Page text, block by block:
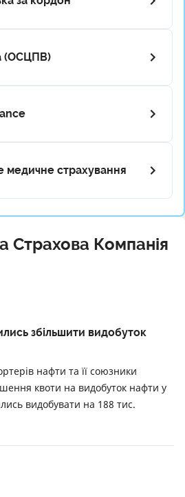
(ОСЦПВ)
медичне страхування
Страхова Компанія
збільшити видобуток
нафти та її союзники
квоти на видобуток нафти у
видобувати на 188 тис.